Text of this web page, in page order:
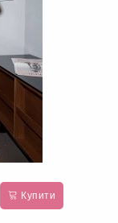
Купити